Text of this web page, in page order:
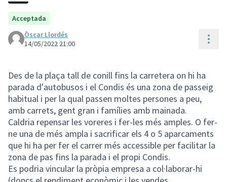
Acceptada
Òscar Llordés
14/05/2022 21:00
Des de la plaça tall de conill fins la carretera on hi ha
parada d'autobusos i el Condis és una zona de passeig
habitual i per la qual passen moltes persones a peu,
amb carrets, gent gran i famílies amb mainada.
Caldria repensar les voreres i fer-les més amples. O fer-
ne una de més ampla i sacrificar els 4 o 5 aparcaments
que hi ha per fer el carrer més accessible per facilitar la
zona de pas fins la parada i el propi Condis.
Es podria vincular la pròpia empresa a col·laborar-hi